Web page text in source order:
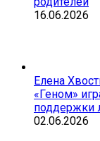
16.06.2026
Елена
«Геном»
поддержки
02.06.2026